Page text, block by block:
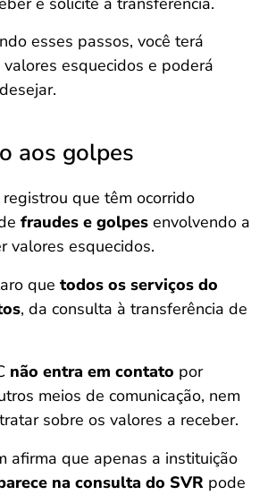
esses passos, você terá
valores esquecidos e poderá
aos golpes
que têm ocorrido
fraudes e golpes envolvendo a
valores esquecidos.
que todos os serviços do
, da consulta à transferência de
não entra em contato por
meios de comunicação, nem
sobre os valores a receber.
afirma que apenas a instituição
na consulta do SVR pode